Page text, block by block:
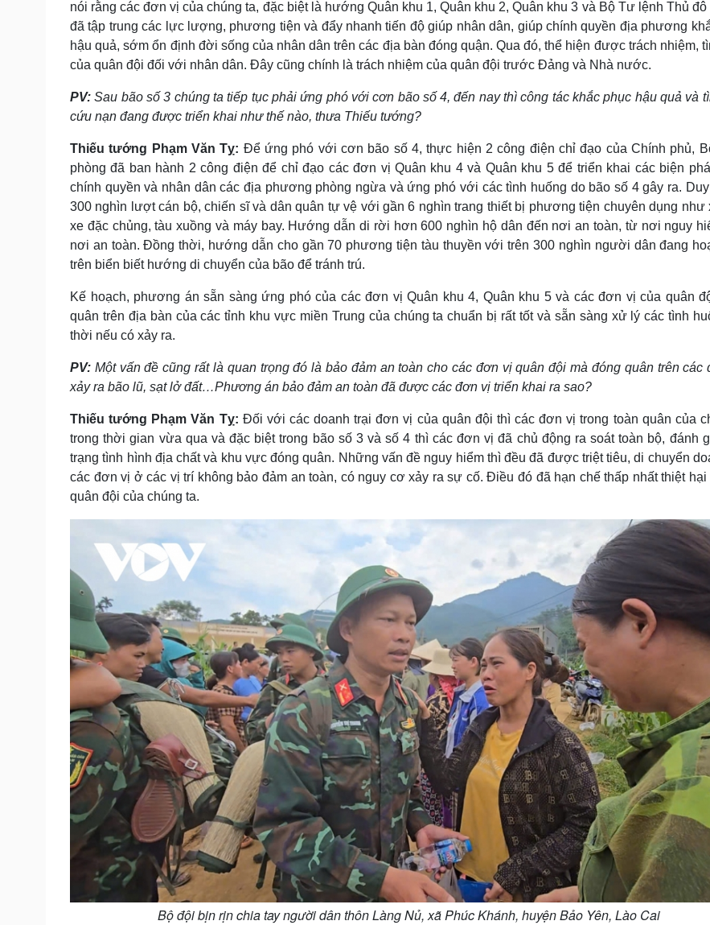
nói rằng các đơn vị của chúng ta, đặc biệt là hướng Quân khu 1, Quân khu 2, Quân khu 3 và Bộ Tư lệnh Thủ đô
đã tập trung các lực lượng, phương tiện và đẩy nhanh tiến độ giúp nhân dân, giúp chính quyền địa phương
hậu quả, sớm ổn định đời sống của nhân dân trên các địa bàn đóng quận. Qua đó, thể hiện được trách nhiệm,
của quân đội đối với nhân dân. Đây cũng chính là trách nhiệm của quân đội trước Đảng và Nhà nước.
PV:Sau bão số 3 chúng ta tiếp tục phải ứng phó với cơn bão số 4, đến nay thì công tác khắc phục hậu quả và
cứu nạn đang được triển khai như thế nào, thưa Thiếu tướng?
Thiếu tướng Phạm Văn Tỵ: Để ứng phó với cơn bão số 4, thực hiện 2 công điện chỉ đạo của Chính phủ,
phòng đã ban hành 2 công điện để chỉ đạo các đơn vị Quân khu 4 và Quân khu 5 để triển khai các biện
chính quyền và nhân dân các địa phương phòng ngừa và ứng phó với các tình huống do bão số 4 gây ra.
300 nghìn lượt cán bộ, chiến sĩ và dân quân tự vệ với gần 6 nghìn trang thiết bị phương tiện chuyên dụng như
xe đặc chủng, tàu xuồng và máy bay. Hướng dẫn di rời hơn 600 nghìn hộ dân đến nơi an toàn, từ nơi nguy
nơi an toàn. Đồng thời, hướng dẫn cho gần 70 phương tiện tàu thuyền với trên 300 nghìn người dân đang
trên biển biết hướng di chuyển của bão để tránh trú.
Kế hoạch, phương án sẵn sàng ứng phó của các đơn vị Quân khu 4, Quân khu 5 và các đơn vị của quân
quân trên địa bàn của các tỉnh khu vực miền Trung của chúng ta chuẩn bị rất tốt và sẵn sàng xử lý các tình
thời nếu có xảy ra.
PV: Một vấn đề cũng rất là quan trọng đó là bảo đảm an toàn cho các đơn vị quân đội mà đóng quân trên các
xảy ra bão lũ, sạt lở đất…Phương án bảo đảm an toàn đã được các đơn vị triển khai ra sao?
Thiếu tướng Phạm Văn Tỵ: Đối với các doanh trại đơn vị của quân đội thì các đơn vị trong toàn quân của
trong thời gian vừa qua và đặc biệt trong bão số 3 và số 4 thì các đơn vị đã chủ động ra soát toàn bộ, đánh
trạng tình hình địa chất và khu vực đóng quân. Những vấn đề nguy hiểm thì đều đã được triệt tiêu, di chuyển
các đơn vị ở các vị trí không bảo đảm an toàn, có nguy cơ xảy ra sự cố. Điều đó đã hạn chế thấp nhất thiệt
quân đội của chúng ta.
Bộ đội bịn rịn chia tay người dân thôn Làng Nủ, xã Phúc Khánh, huyện Bảo Yên, Lào Cai